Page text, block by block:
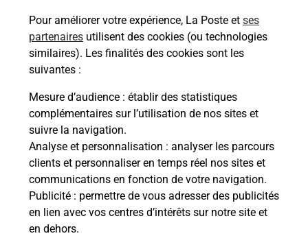
Pour améliorer votre expérience, La Poste et ses
partenaires utilisent des cookies (ou technologies
similaires). Les finalités des cookies sont les
suivantes :
Mesure d’audience : établir des statistiques
complémentaires sur l’utilisation de nos sites et
suivre la navigation.
Analyse et personnalisation : analyser les parcours
clients et personnaliser en temps réel nos sites et
communications en fonction de votre navigation.
Publicité : permettre de vous adresser des publicités
en lien avec vos centres d’intérêts sur notre site et
en dehors.
Questions fréquemment posées
Quel est le prix d’une photocopie ?
Où faire des photocopies à proximité
?
Comment faire des photocopies ?